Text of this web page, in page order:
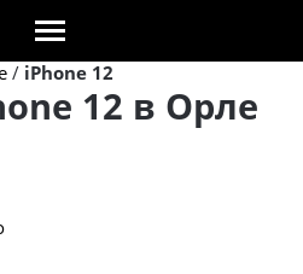
/ iPhone 12
12 в Орле